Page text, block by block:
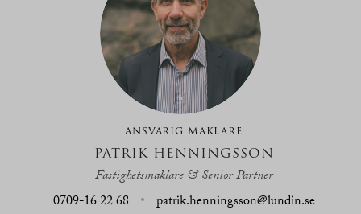
ANSVARIG MÄKLARE
PATRIK HENNINGSSON
Fastighetsmäklare & Senior Partner
0709-16 22 68
patrik.henningsson@lundin.se